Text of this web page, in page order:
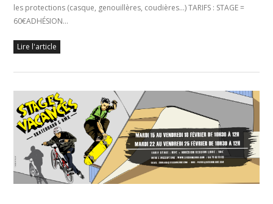
les protections (casque, genouillères, coudières...) TARIFS : STAGE =
60€ADHÉSION…
Lire l'article